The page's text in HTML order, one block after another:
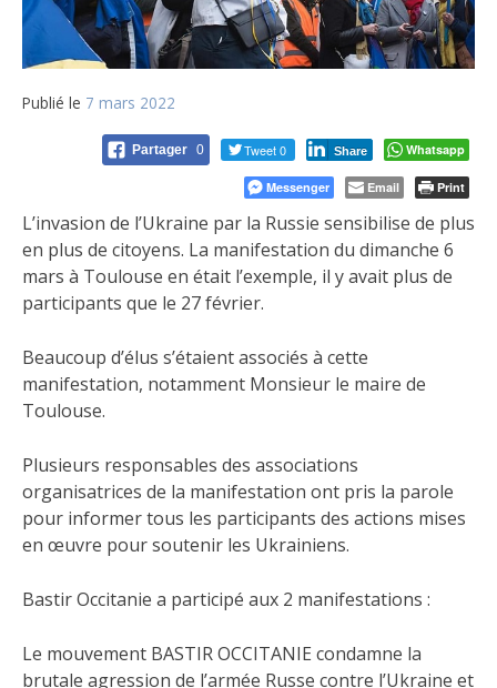
Publié le 7 mars 2022
Partager 0 Tweet 0 Share Whatsapp
Messenger Email Print
L’invasion de l’Ukraine par la Russie sensibilise de plus
en plus de citoyens. La manifestation du dimanche 6
mars à Toulouse en était l’exemple, il y avait plus de
participants que le 27 février.
Beaucoup d’élus s’étaient associés à cette
manifestation, notamment Monsieur le maire de
Toulouse.
Plusieurs responsables des associations
organisatrices de la manifestation ont pris la parole
pour informer tous les participants des actions mises
en œuvre pour soutenir les Ukrainiens.
Bastir Occitanie a participé aux 2 manifestations :
Le mouvement BASTIR OCCITANIE condamne la
brutale agression de l’armée Russe contre l’Ukraine et